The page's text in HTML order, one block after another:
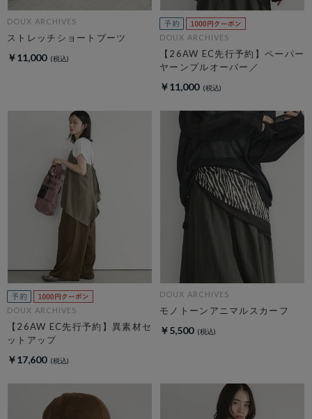
DOUX ARCHIVES
ストレッチショートブーツ
￥11,000
DOUX ARCHIVES
【26AW EC先行予約】ペーパー
ヤーンプルオーバー／
￥11,000
DOUX ARCHIVES
【26AW EC先行予約】異素材セ
ットアップ
￥17,600
DOUX ARCHIVES
モノトーンアニマルスカーフ
￥5,500